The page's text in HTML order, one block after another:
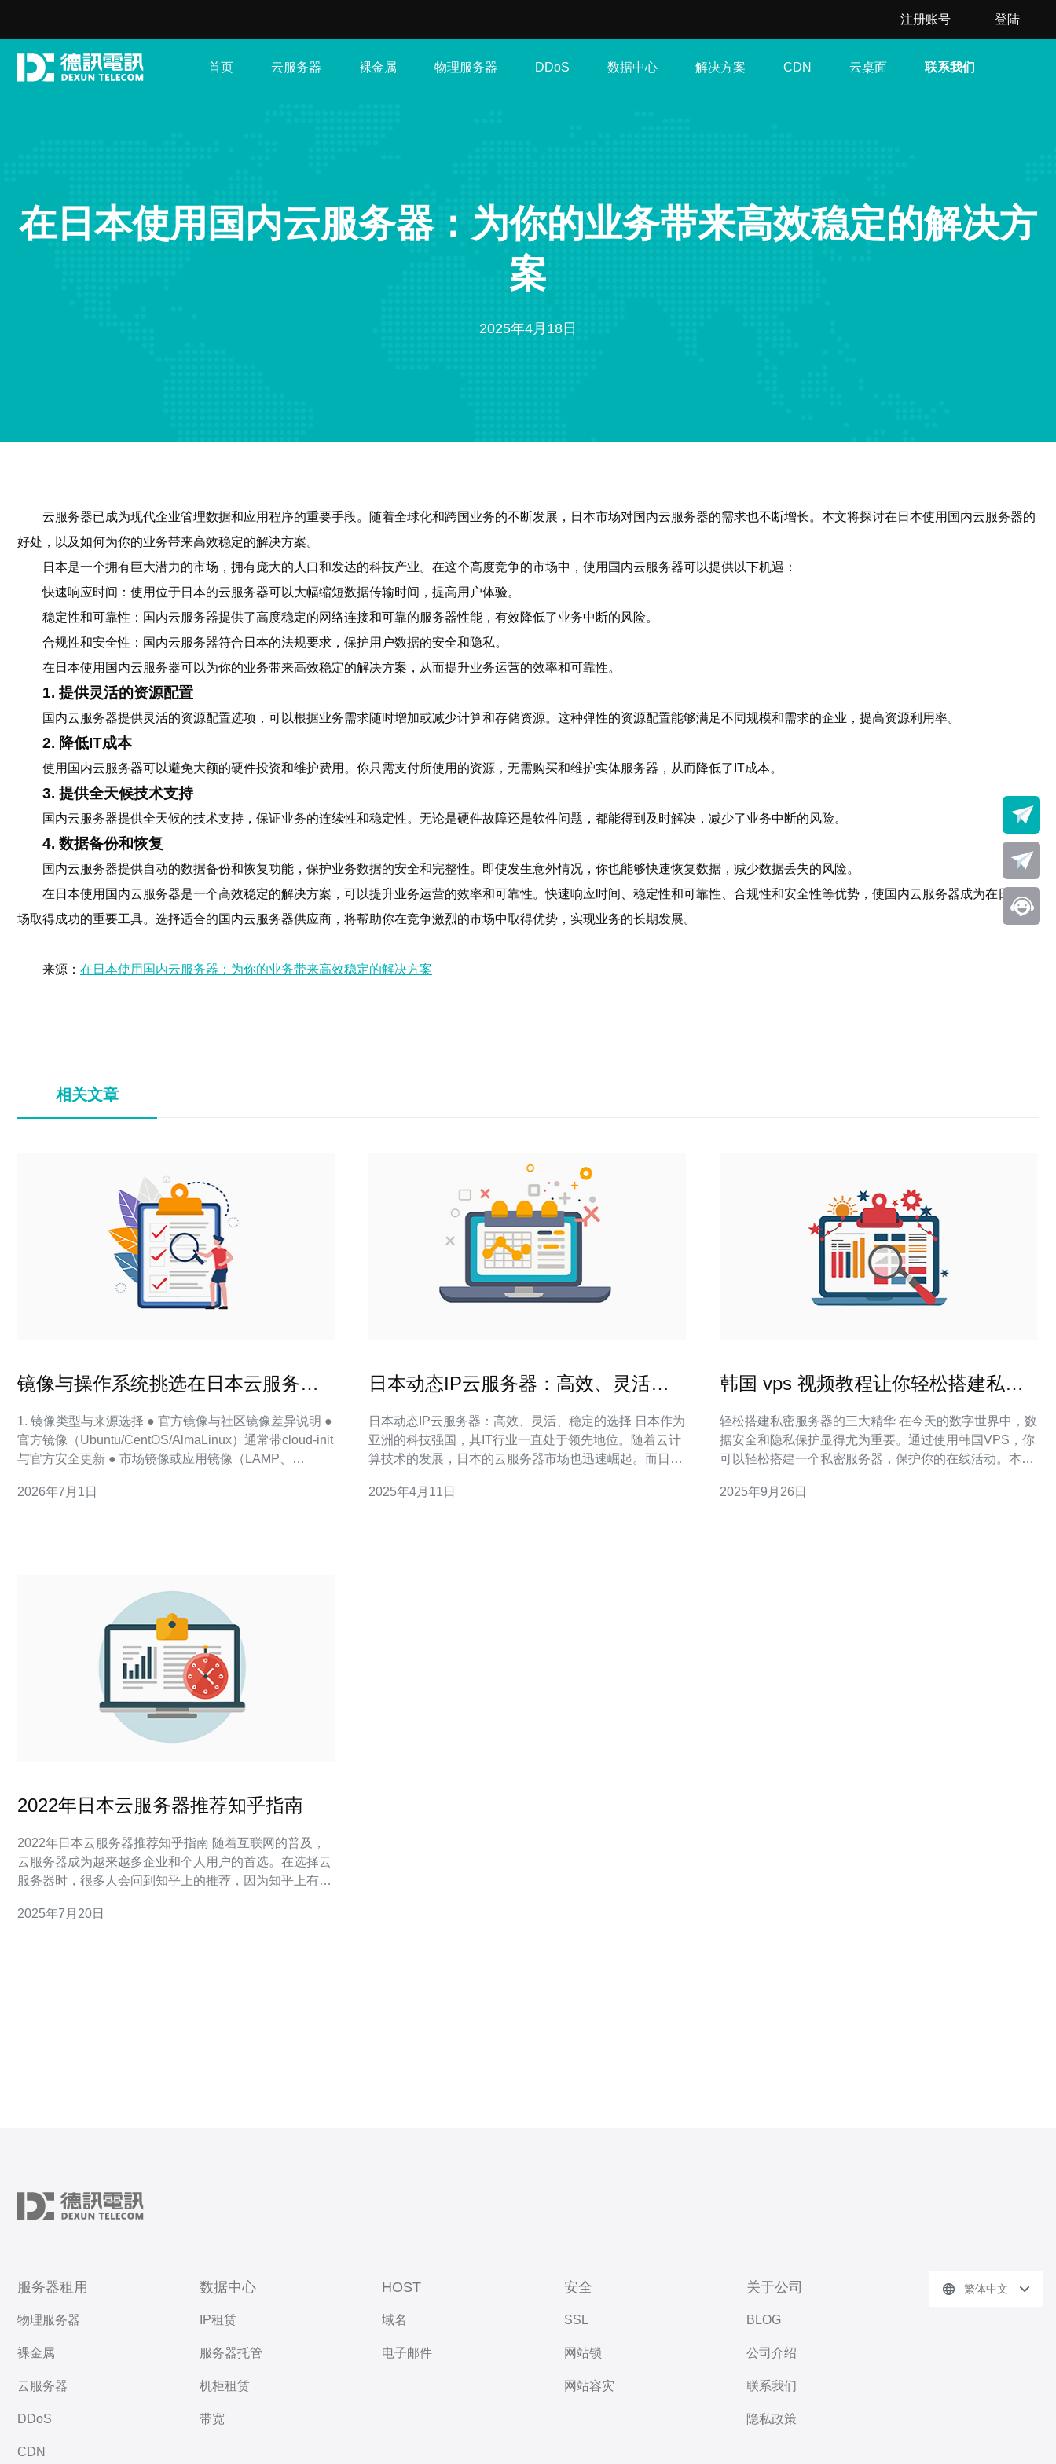
注册账号 登陆
首页 云服务器 裸金属 物理服务器 DDoS 数据中心 解决方案 CDN 云桌面 联系我们
在日本使用国内云服务器：为你的业务带来高效稳定的解决方
案
2025年4月18日
云服务器已成为现代企业管理数据和应用程序的重要手段。随着全球化和跨国业务的不断发展，日本市场对国内云服务器的需求也不断增长。本文将探讨在日本使用国内云服务器的
好处，以及如何为你的业务带来高效稳定的解决方案。
日本是一个拥有巨大潜力的市场，拥有庞大的人口和发达的科技产业。在这个高度竞争的市场中，使用国内云服务器可以提供以下机遇：
快速响应时间：使用位于日本的云服务器可以大幅缩短数据传输时间，提高用户体验。
稳定性和可靠性：国内云服务器提供了高度稳定的网络连接和可靠的服务器性能，有效降低了业务中断的风险。
合规性和安全性：国内云服务器符合日本的法规要求，保护用户数据的安全和隐私。
在日本使用国内云服务器可以为你的业务带来高效稳定的解决方案，从而提升业务运营的效率和可靠性。
1. 提供灵活的资源配置
国内云服务器提供灵活的资源配置选项，可以根据业务需求随时增加或减少计算和存储资源。这种弹性的资源配置能够满足不同规模和需求的企业，提高资源利用率。
2. 降低IT成本
使用国内云服务器可以避免大额的硬件投资和维护费用。你只需支付所使用的资源，无需购买和维护实体服务器，从而降低了IT成本。
3. 提供全天候技术支持
国内云服务器提供全天候的技术支持，保证业务的连续性和稳定性。无论是硬件故障还是软件问题，都能得到及时解决，减少了业务中断的风险。
4. 数据备份和恢复
国内云服务器提供自动的数据备份和恢复功能，保护业务数据的安全和完整性。即使发生意外情况，你也能够快速恢复数据，减少数据丢失的风险。
在日本使用国内云服务器是一个高效稳定的解决方案，可以提升业务运营的效率和可靠性。快速响应时间、稳定性和可靠性、合规性和安全性等优势，使国内云服务器成为在日本市
场取得成功的重要工具。选择适合的国内云服务器供应商，将帮助你在竞争激烈的市场中取得优势，实现业务的长期发展。
来源： 在日本使用国内云服务器：为你的业务带来高效稳定的解决方案
相关文章
镜像与操作系统挑选在日本云服务器
1. 镜像类型与来源选择 ● 官方镜像与社区镜像差异说明 ●
官方镜像（Ubuntu/CentOS/AlmaLinux）通常带cloud-init
与官方安全更新 ● 市场镜像或应用镜像（LAMP、
照/镜像适合迁移已有环境，注意镜像体积与兼容性 ● 选
2026年7月1日
日本动态IP云服务器：高效、灵活、
日本动态IP云服务器：高效、灵活、稳定的选择 日本作为
亚洲的科技强国，其IT行业一直处于领先地位。随着云计
算技术的发展，日本的云服务器市场也迅速崛起。而日本
和稳定的特点，成为了众多用户的首选。 日本动态IP云服
2025年4月11日
韩国 vps 视频教程让你轻松搭建私密
轻松搭建私密服务器的三大精华 在今天的数字世界中，数
据安全和隐私保护显得尤为重要。通过使用韩国VPS，你
可以轻松搭建一个私密服务器，保护你的在线活动。本文
以下是搭建私密服务器的三大精华： 1. 选择合适的VPS
2025年9月26日
2022年日本云服务器推荐知乎指南
2022年日本云服务器推荐知乎指南 随着互联网的普及，
云服务器成为越来越多企业和个人用户的首选。在选择云
服务器时，很多人会问到知乎上的推荐，因为知乎上有很
2022年日本的云服务器推荐知乎指南。 在日本，有许多
2025年7月20日
服务器租用
物理服务器
裸金属
云服务器
DDoS
CDN
数据中心
IP租赁
服务器托管
机柜租赁
带宽
HOST
域名
电子邮件
安全
SSL
网站锁
网站容灾
关于公司
BLOG
公司介绍
联系我们
隐私政策
繁体中文